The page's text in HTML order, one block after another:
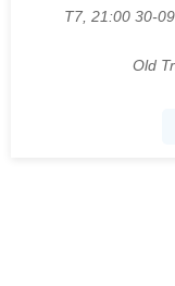
T7, 21:00 30-
Old